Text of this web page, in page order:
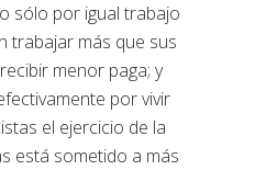
sólo por igual trabajo
trabajar más que sus
menor paga; y
por vivir
el ejercicio de la
está sometido a más